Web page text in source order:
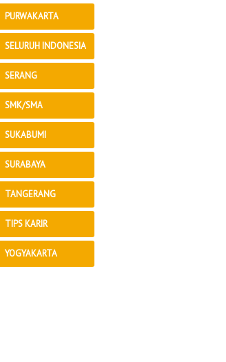
PURWAKARTA
SELURUH INDONESIA
SERANG
SMK/SMA
SUKABUMI
SURABAYA
TANGERANG
TIPS KARIR
YOGYAKARTA